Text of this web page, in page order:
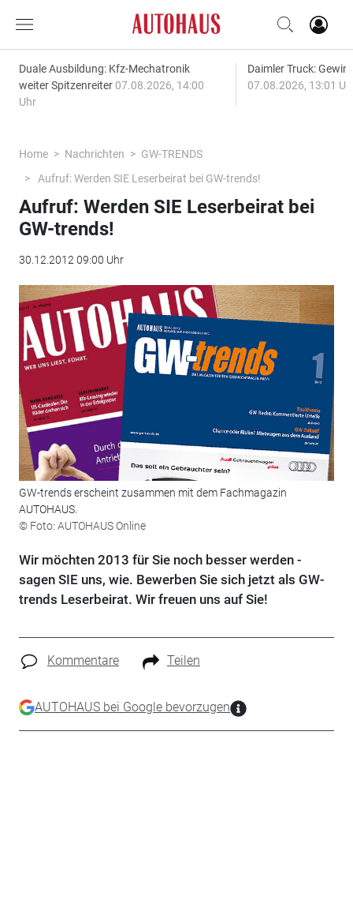
Duale Ausbildung: Kfz-Mechatronik
weiter Spitzenreiter 07.08.2026, 14:00
Uhr
Daimler Truck:
07.08.2026, 13:01
Home Nachrichten
GW-TRENDS
Aufruf: Werden SIE Leserbeirat bei GW-trends!
Aufruf: Werden SIE Leserbeirat bei
GW-trends!
30.12.2012 09:00 Uhr
GW-trends erscheint zusammen mit dem Fachmagazin
AUTOHAUS.
© Foto: AUTOHAUS Online
Wir möchten 2013 für Sie noch besser werden -
sagen SIE uns, wie. Bewerben Sie sich jetzt als GW-
trends Leserbeirat. Wir freuen uns auf Sie!
Kommentare Teilen
AUTOHAUS bei Google bevorzugen